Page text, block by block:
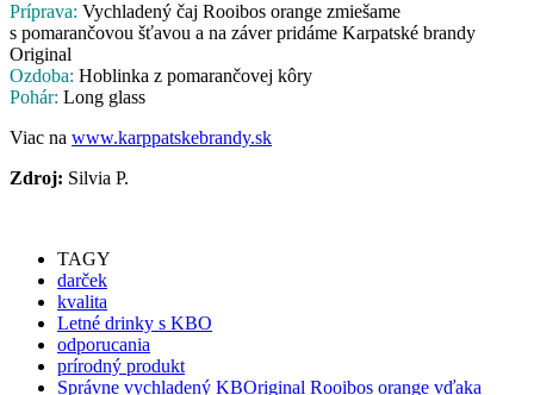
Príprava: Vychladený čaj Rooibos orange zmiešame
s pomarančovou šťavou a na záver pridáme Karpatské brandy
Original
Ozdoba: Hoblinka z pomarančovej kôry
Pohár: Long glass
Viac na www.karppatskebrandy.sk
Zdroj: Silvia P.
TAGY
darček
kvalita
Letné drinky s KBO
odporucania
prírodný produkt
Správne vychladený KBOriginal Rooibos orange vďaka